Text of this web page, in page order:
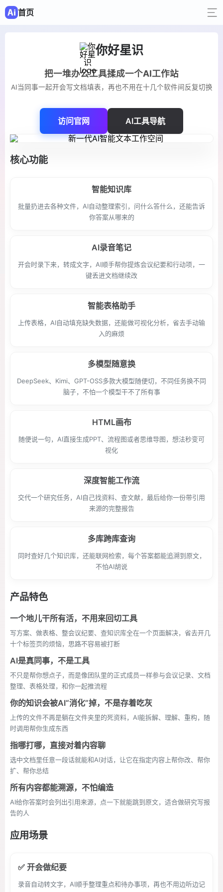
首页
你好星识
把一堆办公工具揉成一个AI工作站
AI当同事一起开会写文档填表，再也不用在十几个软件间反复切换
访问官网 AI工具导航
核心功能
智能知识库
批量扔进去各种文件，AI自动整理索引，问什么答什么，还能告诉
你答案从哪来的
AI录音笔记
开会时录下来，转成文字，AI顺手帮你提炼会议纪要和行动项，一
键丢进文档继续改
智能表格助手
上传表格，AI自动填充缺失数据，还能做可视化分析，省去手动输
入的麻烦
多模型随意换
DeepSeek、Kimi、GPT-OSS多款大模型随便切，不同任务换不同
脑子，不怕一个模型干不了所有事
HTML画布
随便说一句，AI直接生成PPT、流程图或者思维导图，想法秒变可
视化
深度智能工作流
交代一个研究任务，AI自己找资料、查文献，最后给你一份带引用
来源的完整报告
多库跨库查询
同时查好几个知识库，还能联网检索，每个答案都能追溯到原文，
不怕AI胡说
产品特色
一个地儿干所有活，不用来回切工具
写方案、做表格、整会议纪要、查知识库全在一个页面解决，省去开几
十个标签页的烦恼，思路不容易被打断
AI是真同事，不是工具
不只是帮你想点子，而是像团队里的正式成员一样参与会议记录、文档
整理、表格处理，和你一起推流程
你的知识会被AI“消化”掉，不是存着吃灰
上传的文件不再是躺在文件夹里的死资料，AI能拆解、理解、重构，随
时调用帮你生成东西
指哪打哪，直接对着内容聊
选中文档里任意一段话就能和AI对话，让它在指定内容上帮你改、帮你
扩、帮你总结
所有内容都能溯源，不怕编造
AI给你答案时会列出引用来源，点一下就能跳到原文，适合做研究写报
告的人
应用场景
✅ 开会做纪要
录音自动转文字，AI顺手整理重点和待办事项，再也不用边听边记